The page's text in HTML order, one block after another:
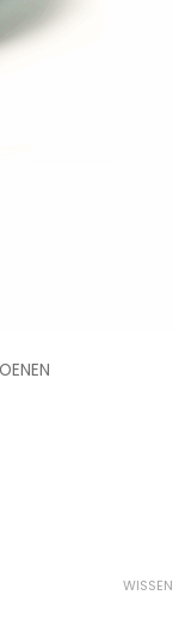
WISSEN